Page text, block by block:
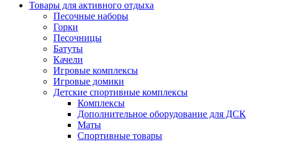
Товары для активного отдыха
Песочные наборы
Горки
Песочницы
Батуты
Качели
Игровые комплексы
Игровые домики
Детские спортивные комплексы
Комплексы
Дополнительное оборудование для ДСК
Маты
Спортивные товары